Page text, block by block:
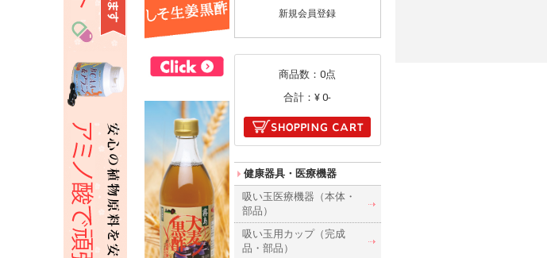
新規会員登録
商品数：0点
合計：¥ 0-
健康器具・医療機器
吸い玉医療機器（本体・
部品）
吸い玉用カップ（完成
品・部品）